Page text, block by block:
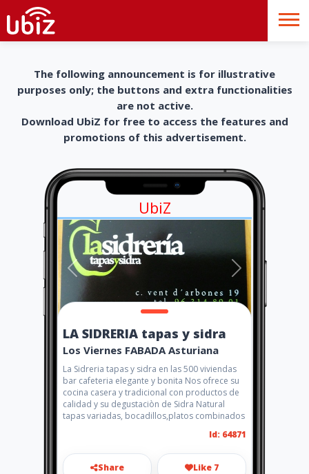
The following announcement is for illustrative
purposes only; the buttons and extra functionalities
are not active.
Download UbiZ for free to access the features and
promotions of this advertisement.
UbiZ
LA SIDRERIA tapas y sidra
Los Viernes FABADA Asturiana
La Sidreria tapas y sidra en las 500 viviendas
bar cafeteria elegante y bonita Nos ofrece su
cocina casera y tradicional con productos de
calidad y su degustaciòn de Sidra Natural
tapas variadas, bocadillos,platos combinados
Id: 64871
Share Like 7